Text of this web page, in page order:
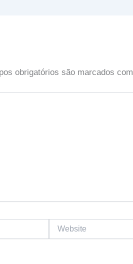
obrigatórios são marcados com